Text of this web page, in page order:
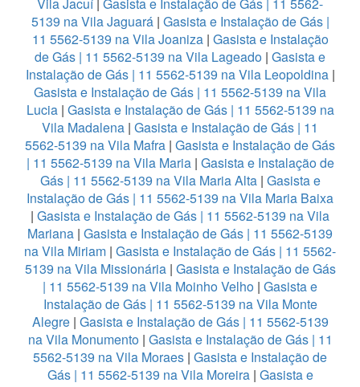
Vila Jacuí| Gasista e Instalação de Gás | 11 5562-
5139 na Vila Jaguará| Gasista e Instalação de Gás |
11 5562-5139 na Vila Joaniza| Gasista e Instalação
de Gás | 11 5562-5139 na Vila Lageado | Gasista e
Instalação de Gás | 11 5562-5139 na Vila Leopoldina|
Gasista e Instalação de Gás | 11 5562-5139 na Vila
Lucia| Gasista e Instalação de Gás | 11 5562-5139 na
Vila Madalena | Gasista e Instalação de Gás | 11
5562-5139 na Vila Mafra | Gasista e Instalação de Gás
| 11 5562-5139 na Vila Maria| Gasista e Instalação de
Gás | 11 5562-5139 na Vila Maria Alta| Gasista e
Instalação de Gás | 11 5562-5139 na Vila Maria Baixa
| Gasista e Instalação de Gás | 11 5562-5139 na Vila
Mariana | Gasista e Instalação de Gás | 11 5562-5139
na Vila Miriam | Gasista e Instalação de Gás | 11 5562-
5139 na Vila Missionária| Gasista e Instalação de Gás
| 11 5562-5139 na Vila Moinho Velho | Gasista e
Instalação de Gás | 11 5562-5139 na Vila Monte
Alegre| Gasista e Instalação de Gás | 11 5562-5139
na Vila Monumento| Gasista e Instalação de Gás | 11
5562-5139 na Vila Moraes | Gasista e Instalação de
Gás | 11 5562-5139 na Vila Moreira| Gasista e